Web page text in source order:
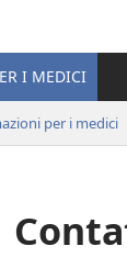
I MEDICI
per i medici